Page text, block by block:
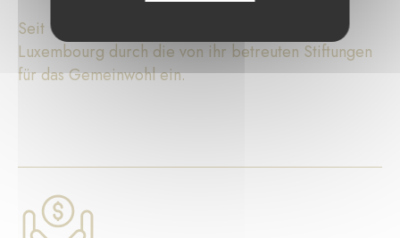
Seit 17 Jahren setzt sich die Fondation de
Luxembourg durch die von ihr betreuten Stiftungen
für das Gemeinwohl ein.